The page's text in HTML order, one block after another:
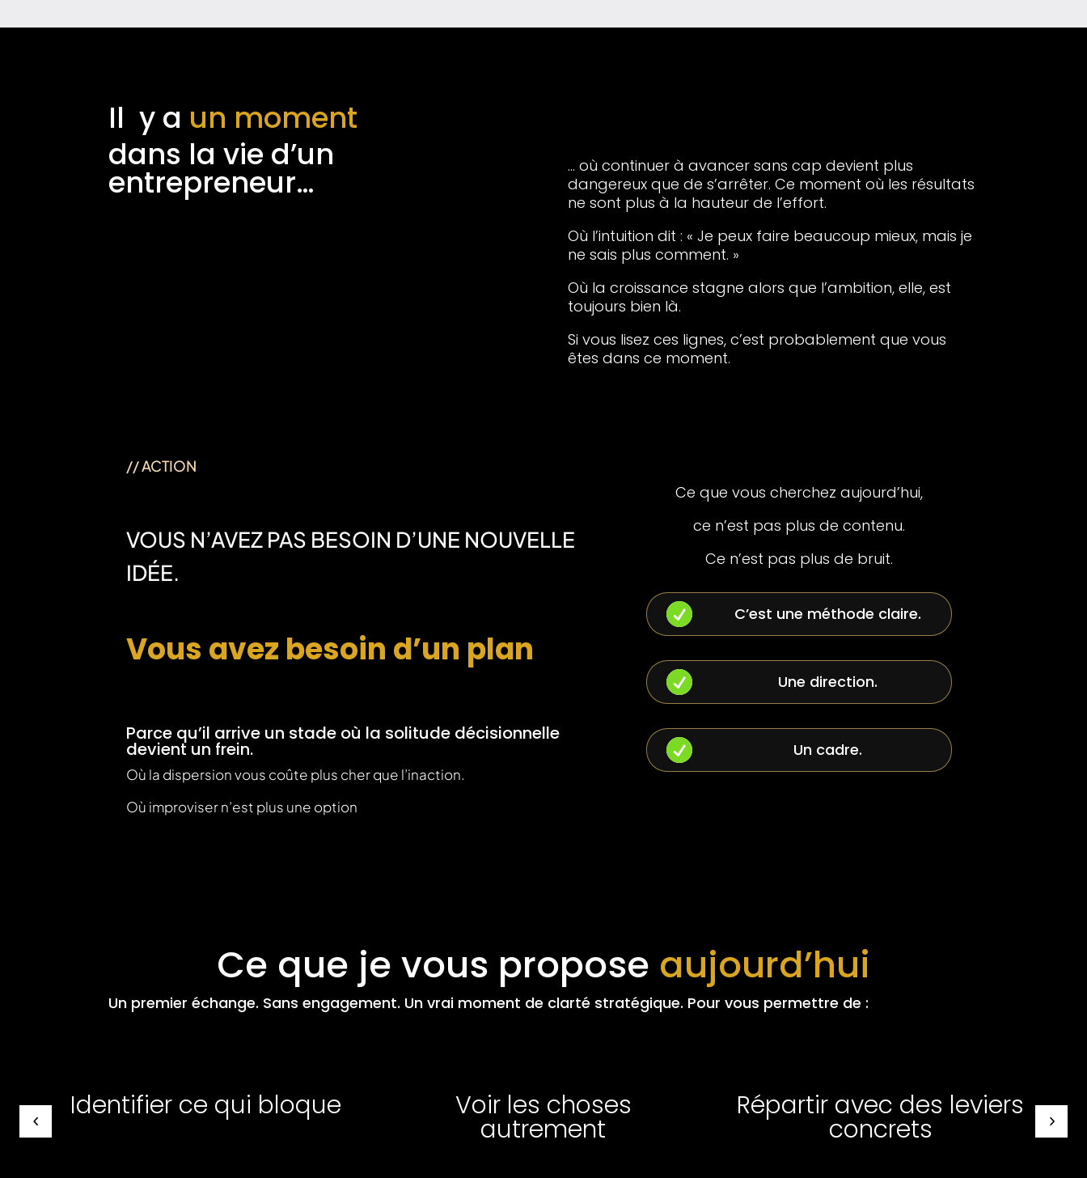
Il y a un moment
dans la vie d’un
entrepreneur…
… où continuer à avancer sans cap devient plus
dangereux que de s’arrêter. Ce moment où les résultats
ne sont plus à la hauteur de l’effort.
Où l’intuition dit : « Je peux faire beaucoup mieux, mais je
ne sais plus comment. »
Où la croissance stagne alors que l’ambition, elle, est
toujours bien là.
Si vous lisez ces lignes, c’est probablement que vous
êtes dans ce moment.
// ACTION
VOUS N’AVEZ PAS BESOIN D’UNE NOUVELLE
IDÉE.
Vous avez besoin d’un plan
Parce qu’il arrive un stade où la solitude décisionnelle
devient un frein.
Où la dispersion vous coûte plus cher que l’inaction.
Où improviser n’est plus une option
Ce que vous cherchez aujourd’hui,
ce n’est pas plus de contenu.
Ce n’est pas plus de bruit.
 C’est une méthode claire.
 Une direction.
 Un cadre.
Ce que je vous propose aujourd’hui
Un premier échange. Sans engagement. Un vrai moment de clarté stratégique. Pour vous permettre de :
Identifier ce qui bloque Voir les choses
autrement
Répartir avec des leviers
concrets